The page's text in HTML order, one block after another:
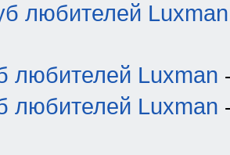
любителей Luxman
любителей Luxman
любителей Luxman